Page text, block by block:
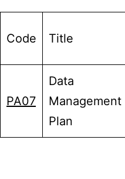
Code Title
PA07
Data
Management
Plan